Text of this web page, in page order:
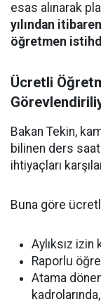
esas alınarak
yılından
öğretmen
Ücretli
Bakan Tekin,
bilinen ders
ihtiyaçları
Buna göre
Aylıksız
Raporlu
Atama
kadrolarında,